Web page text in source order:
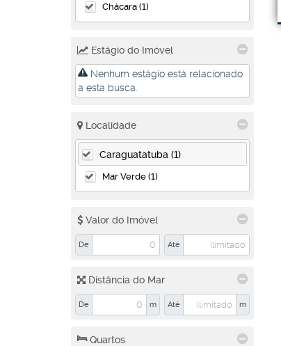
Chácara (1)
Estágio do Imóvel
Nenhum estágio está relacionado
a esta busca.
Localidade
Caraguatatuba (1)
Mar Verde (1)
Valor do Imóvel
De Até
Distância do Mar
De m Até m
Quartos